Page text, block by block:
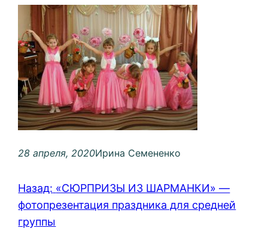
28 апреля, 2020Ирина Семененко
Назад: «СЮРПРИЗЫ ИЗ ШАРМАНКИ» —
фотопрезентация праздника для средней
группы